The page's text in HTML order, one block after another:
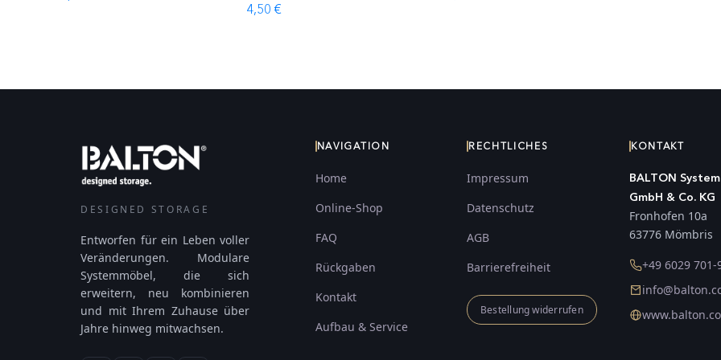
4,50 €
DESIGNED STORAGE
Entworfen für ein Leben voller
Veränderungen. Modulare
Systemmöbel, die sich
erweitern, neu kombinieren
und mit Ihrem Zuhause über
Jahre hinweg mitwachsen.
NAVIGATION
Home
Online-Shop
FAQ
Rückgaben
Kontakt
Aufbau & Service
RECHTLICHES
Impressum
Datenschutz
AGB
Barrierefreiheit
Bestellung widerrufen
KONTAKT
BALTON System
GmbH & Co. KG
Fronhofen 10a
63776 Mömbris
+49 6029 701-